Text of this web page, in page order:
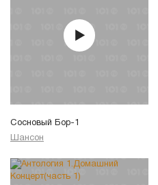
Сосновый Бор-1
Шансон